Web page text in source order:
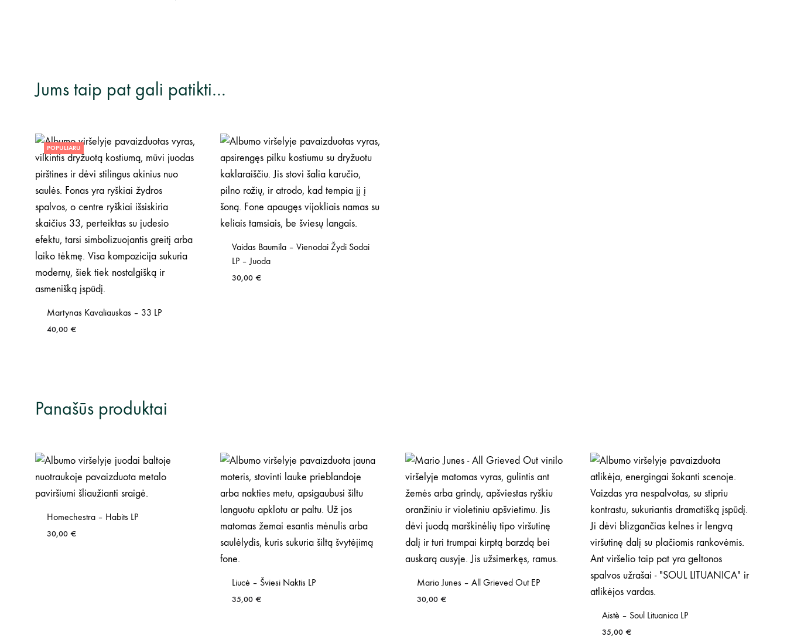
Jums taip pat gali patikti…
POPULIARU
Martynas Kavaliauskas – 33 LP
40,00 €
Vaidas Baumila – Vienodai Žydi Sodai
LP – Juoda
30,00 €
Panašūs produktai
Homechestra – Habits LP
30,00 €
Liucė – Šviesi Naktis LP
35,00 €
Mario Junes – All Grieved Out EP
30,00 €
Aistè – Soul Lituanica LP
35,00 €